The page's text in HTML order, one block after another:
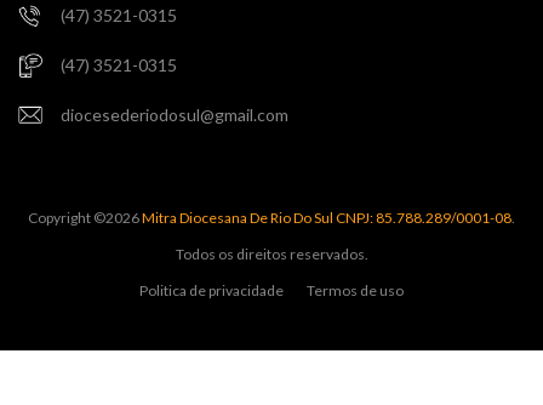
(47) 3521-0315
(47) 3521-0315
diocesederiodosul@gmail.com
Copyright ©2026Mitra Diocesana De Rio Do Sul CNPJ: 85.788.289/0001-08.
Todos os direitos reservados.
Politica de privacidade
Termos de uso